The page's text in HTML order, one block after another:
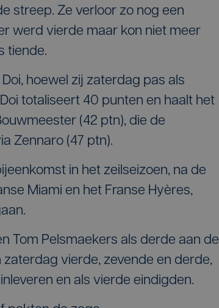
streep. Ze verloor zo nog een
werd vierde maar kon niet meer
tiende.
hoewel zij zaterdag pas als
totaliseert 40 punten en haalt het
(42 ptn), die de
Zennaro (47 ptn).
in het zeilseizoen, na de
Miami en het Franse Hyères,
Tom Pelsmaekers als derde aan de
vierde, zevende en derde,
en als vierde eindigden.